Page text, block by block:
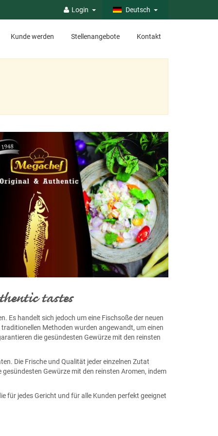
Login Deutsch
Kunde werden Stellenangebote Kontakt
tastes
Es handelt sich jedoch um eine Fischsoße der neuen
Methoden wurden angewandt, um einen
die gesündesten Gewürze mit den reinsten
Die Frische und Qualität jeder einzelnen Zutat
Gewürze mit den reinsten Aromen, indem
für jedes Gericht und für alle Kunden perfekt geeignet